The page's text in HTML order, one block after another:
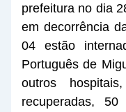
prefeitura no dia
em decorrência
04 estão
Português de
outros
recuperadas,